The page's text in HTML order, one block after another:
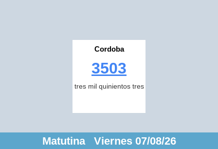
Cordoba
3503
tres mil quinientos tres
Matutina Viernes 07/08/26